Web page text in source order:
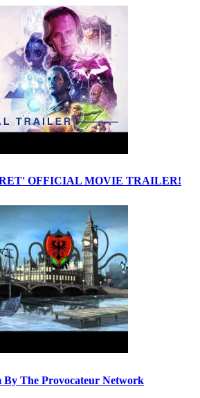
OFFICIAL MOVIE TRAILER!
By The Provocateur Network